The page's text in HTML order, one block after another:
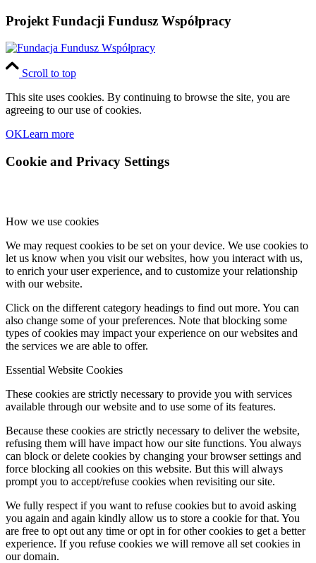
Projekt Fundacji Fundusz Współpracy
Scroll to top
This site uses cookies. By continuing to browse the site, you are
agreeing to our use of cookies.
OKLearn more
Cookie and Privacy Settings
How we use cookies
We may request cookies to be set on your device. We use cookies to
let us know when you visit our websites, how you interact with us,
to enrich your user experience, and to customize your relationship
with our website.
Click on the different category headings to find out more. You can
also change some of your preferences. Note that blocking some
types of cookies may impact your experience on our websites and
the services we are able to offer.
Essential Website Cookies
These cookies are strictly necessary to provide you with services
available through our website and to use some of its features.
Because these cookies are strictly necessary to deliver the website,
refusing them will have impact how our site functions. You always
can block or delete cookies by changing your browser settings and
force blocking all cookies on this website. But this will always
prompt you to accept/refuse cookies when revisiting our site.
We fully respect if you want to refuse cookies but to avoid asking
you again and again kindly allow us to store a cookie for that. You
are free to opt out any time or opt in for other cookies to get a better
experience. If you refuse cookies we will remove all set cookies in
our domain.